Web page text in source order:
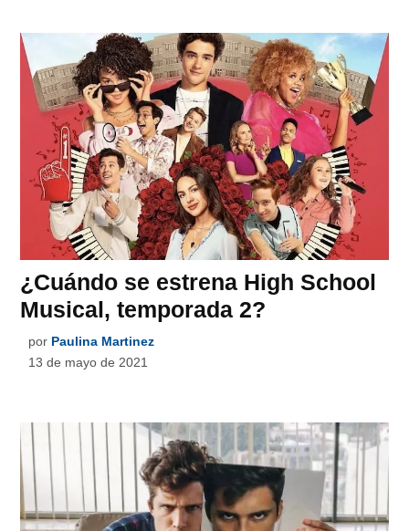
¿Cuándo se estrena High School
Musical, temporada 2?
por Paulina Martinez
13 de mayo de 2021